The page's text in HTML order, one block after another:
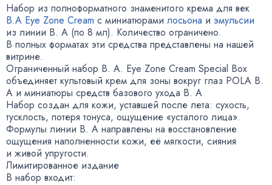
Набор из полноформатного знаменитого крема для век
B.A Eye Zone Cream с миниатюрами лосьона и эмульсии
из линии B. A (по 8 мл). Количество ограничено.
В полных форматах эти средства представлены на нашей
витрине.
Ограниченный набор B. A. Eye Zone Cream Special Box
объединяет культовый крем для зоны вокруг глаз POLA B.
A и миниатюры средств базового ухода B. A
Набор создан для кожи, уставшей после лета: сухость,
тусклость, потеря тонуса, ощущение «усталого лица».
Формулы линии B. A направлены на восстановление
ощущения наполненности кожи, её мягкости, сияния
и живой упругости.
Лимитированное издание
В набор входит: